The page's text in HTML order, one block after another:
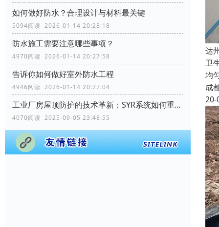
如何做好防水？合理设计与材料最关键
5094阅读 2026-01-14 20:28:18
防水施工需要注意哪些事项？
4970阅读 2026-01-14 20:27:58
告诉你如何做好室外防水工程
4946阅读 2026-01-14 20:27:04
工业厂房屋顶防护的技术革新：SYR系统如何重塑行业标准
4070阅读 2025-09-05 23:48:55
达
卫
均
成
20-